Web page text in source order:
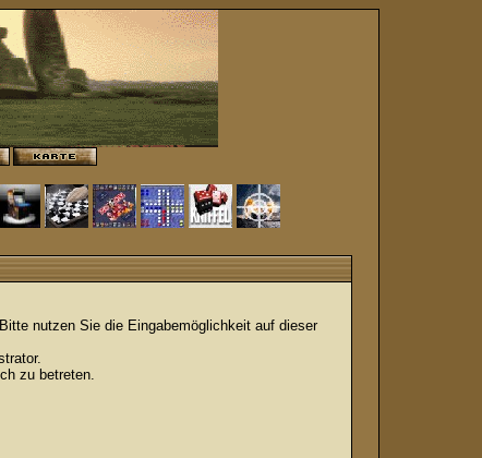
nutzen Sie die Eingabemöglichkeit auf dieser
zu betreten.